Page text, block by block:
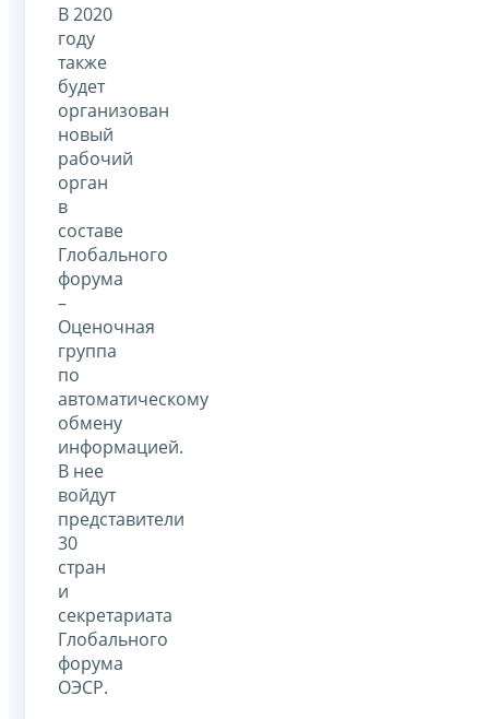
В 2020
году
также
будет
организован
новый
рабочий
орган
в
составе
Глобального
форума
–
Оценочная
группа
по
автоматическому
обмену
информацией.
В нее
войдут
представители
30
стран
и
секретариата
Глобального
форума
ОЭСР.